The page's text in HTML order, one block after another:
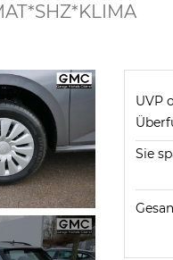
UVP
Sie